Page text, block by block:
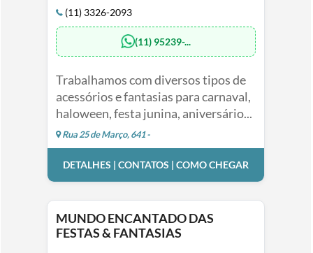
(11) 3326-2093
(11) 95239-...
Trabalhamos com diversos tipos de
acessórios e fantasias para carnaval,
haloween, festa junina, aniversário...
Rua 25 de Março, 641 -
DETALHES | CONTATOS | COMO CHEGAR
MUNDO ENCANTADO DAS
FESTAS & FANTASIAS